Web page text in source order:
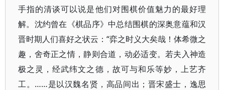
手指的清谈可以说是他们对围棋价值魅力的最好理
解。沈约曾在《棋品序》中总结围棋的深奥意蕴和汉
晋时期人们喜好之状云：“弈之时义大矣哉！体希微之
趣，舍奇正之情，静则合道，动必适变。若夫入神造
极之灵，经武纬文之德，故可与和乐等妙，上艺齐
工。……是以汉魏名贤，高品间出；晋宋盛士，逸思